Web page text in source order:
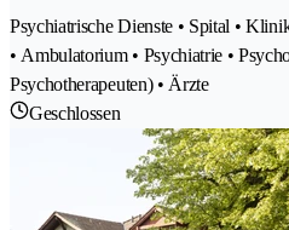
Psychiatrische Dienste • Spital •
• Ambulatorium • Psychiatrie •
Psychotherapeuten) • Ärzte
Geschlossen